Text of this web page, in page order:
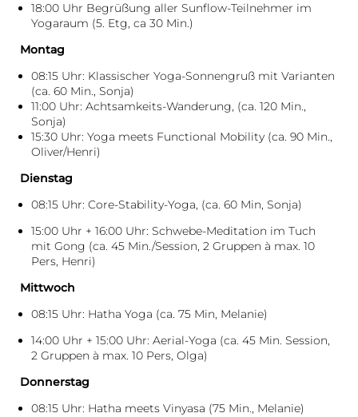
18:00 Uhr Begrüßung aller Sunflow-Teilnehmer im
Yogaraum (5. Etg, ca 30 Min.)
Montag
08:15 Uhr: Klassischer Yoga-Sonnengruß mit Varianten
(ca. 60 Min., Sonja)
11:00 Uhr: Achtsamkeits-Wanderung, (ca. 120 Min.,
Sonja)
15:30 Uhr: Yoga meets Functional Mobility (ca. 90 Min.,
Oliver/Henri)
Dienstag
08:15 Uhr: Core-Stability-Yoga, (ca. 60 Min, Sonja)
15:00 Uhr + 16:00 Uhr: Schwebe-Meditation im Tuch
mit Gong (ca. 45 Min./Session, 2 Gruppen à max. 10
Pers, Henri)
Mittwoch
08:15 Uhr: Hatha Yoga (ca. 75 Min, Melanie)
14:00 Uhr + 15:00 Uhr: Aerial-Yoga (ca. 45 Min. Session,
2 Gruppen à max. 10 Pers, Olga)
Donnerstag
08:15 Uhr: Hatha meets Vinyasa (75 Min., Melanie)